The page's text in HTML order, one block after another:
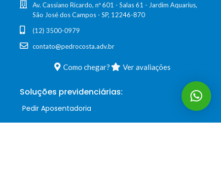
Av. Cassiano Ricardo, nº 601 - Salas 61 - Jardim Aquarius,
São José dos Campos - SP, 12246-870
(12) 3500-0979
contato@pedrocosta.adv.br
Como chegar? Ver avaliações
Soluções previdenciárias:
Pedir Aposentadoria